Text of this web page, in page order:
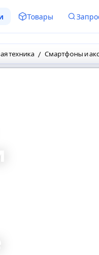
Товары
техника Смартфоны и